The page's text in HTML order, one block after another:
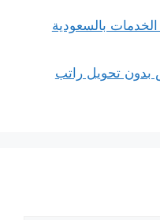
بالسعودية
تحويل راتب